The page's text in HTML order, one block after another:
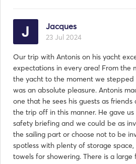
Jacques
23 Jul 2024
Our trip with Antonis on his yacht
expectations in every area! From the
the yacht to the moment we
was an absolute pleasure. Antonis
one that he sees his guests as
the trip off in this manner. He gave
safety briefing and we could be as
the sailing part or choose not to be
spotless with plenty of storage
towels for showering. There is a